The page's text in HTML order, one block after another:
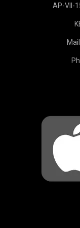
AP-VII-